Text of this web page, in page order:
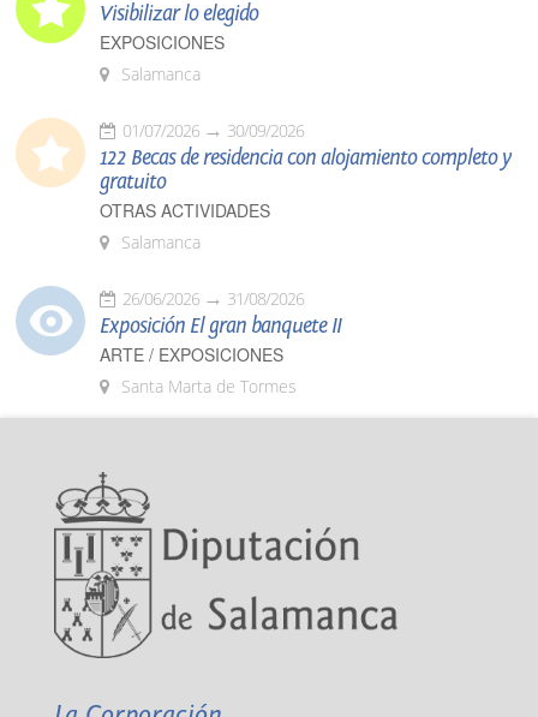
Visibilizar lo elegido
EXPOSICIONES
Salamanca
01/07/2026 30/09/2026
122 Becas de residencia con alojamiento completo y
gratuito
OTRAS ACTIVIDADES
Salamanca
26/06/2026 31/08/2026
Exposición El gran banquete II
ARTE / EXPOSICIONES
Santa Marta de Tormes